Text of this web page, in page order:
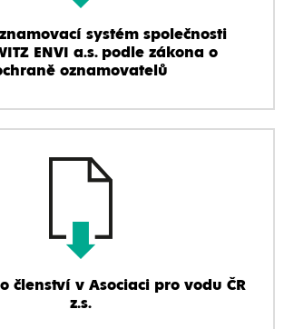
systém společnosti
ENVI a.s. podle zákona o
oznamovatelů
členství v Asociaci pro vodu ČR
z.s.